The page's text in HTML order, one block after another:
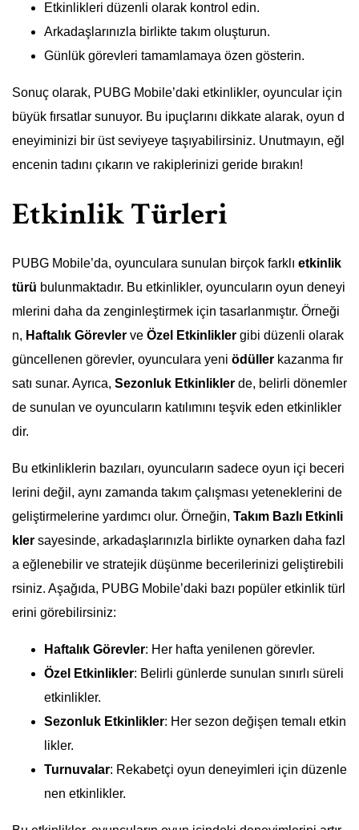
Etkinlikleri düzenli olarak kontrol edin.
Arkadaşlarınızla birlikte takım oluşturun.
Günlük görevleri tamamlamaya özen gösterin.
Sonuç olarak, PUBG Mobile’daki etkinlikler, oyuncular için
büyük fırsatlar sunuyor. Bu ipuçlarını dikkate alarak, oyun d
eneyiminizi bir üst seviyeye taşıyabilirsiniz. Unutmayın, eğl
encenin tadını çıkarın ve rakiplerinizi geride bırakın!
Etkinlik Türleri
PUBG Mobile’da, oyunculara sunulan birçok farklı etkinlik
türü bulunmaktadır. Bu etkinlikler, oyuncuların oyun deneyi
mlerini daha da zenginleştirmek için tasarlanmıştır. Örneği
n, Haftalık Görevler ve Özel Etkinlikler gibi düzenli olarak
güncellenen görevler, oyunculara yeni ödüller kazanma fır
satı sunar. Ayrıca, Sezonluk Etkinlikler de, belirli dönemler
de sunulan ve oyuncuların katılımını teşvik eden etkinlikler
dir.
Bu etkinliklerin bazıları, oyuncuların sadece oyun içi beceri
lerini değil, aynı zamanda takım çalışması yeteneklerini de
geliştirmelerine yardımcı olur. Örneğin, Takım Bazlı Etkinli
kler sayesinde, arkadaşlarınızla birlikte oynarken daha fazl
a eğlenebilir ve stratejik düşünme becerilerinizi geliştirebili
rsiniz. Aşağıda, PUBG Mobile’daki bazı popüler etkinlik türl
erini görebilirsiniz:
Haftalık Görevler: Her hafta yenilenen görevler.
Özel Etkinlikler: Belirli günlerde sunulan sınırlı süreli
etkinlikler.
Sezonluk Etkinlikler: Her sezon değişen temalı etkin
likler.
Turnuvalar: Rekabetçi oyun deneyimleri için düzenle
nen etkinlikler.